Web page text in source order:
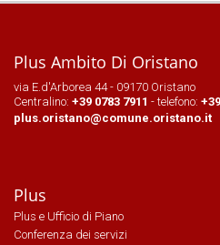
Plus Ambito Di Oristano
via E.d'Arborea 44 - 09170 Oristano
Centralino: +39 0783 7911 - telefono:
plus.oristano@comune.oristano.it
Plus
Plus e Ufficio di Piano
Conferenza dei servizi